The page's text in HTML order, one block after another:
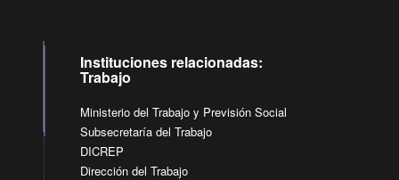
Instituciones relacionadas:
Trabajo
Ministerio del Trabajo y Previsión Social
Subsecretaría del Trabajo
DICREP
Dirección del Trabajo